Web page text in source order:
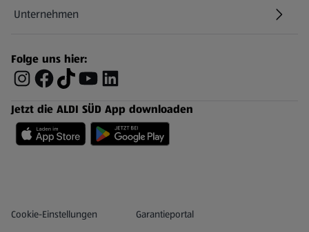
Unternehmen
Folge uns hier:
Jetzt die ALDI SÜD App downloaden
Datenschutz- und Richtlinienmenü
Cookie-Einstellungen Garantieportal
(öffnet in einem neuen Tab)